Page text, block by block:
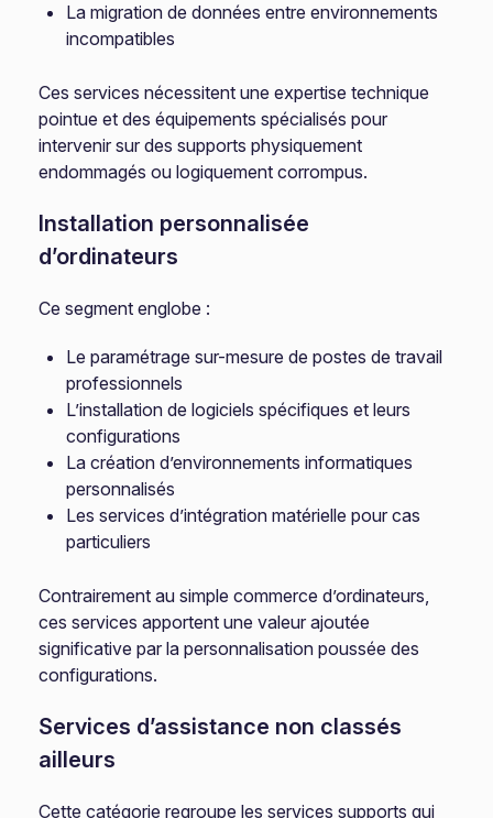
La migration de données entre environnements
incompatibles
Ces services nécessitent une expertise technique
pointue et des équipements spécialisés pour
intervenir sur des supports physiquement
endommagés ou logiquement corrompus.
Installation personnalisée
d’ordinateurs
Ce segment englobe :
Le paramétrage sur-mesure de postes de travail
professionnels
L’installation de logiciels spécifiques et leurs
configurations
La création d’environnements informatiques
personnalisés
Les services d’intégration matérielle pour cas
particuliers
Contrairement au simple commerce d’ordinateurs,
ces services apportent une valeur ajoutée
significative par la personnalisation poussée des
configurations.
Services d’assistance non classés
ailleurs
Cette catégorie regroupe les services supports qui